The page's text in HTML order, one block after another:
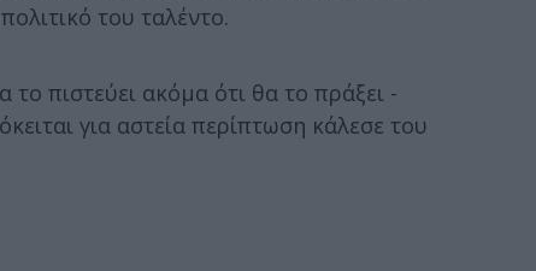
του ταλέντο.
πιστεύει ακόμα ότι θα το πράξει -
για αστεία περίπτωση κάλεσε του